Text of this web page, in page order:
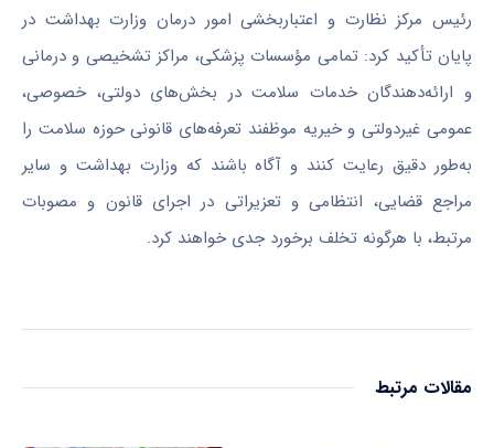
رئیس مرکز نظارت و اعتباربخشی امور درمان وزارت بهداشت در
پایان تأکید کرد: تمامی مؤسسات پزشکی، مراکز تشخیصی و درمانی
و ارائه‌دهندگان خدمات سلامت در بخش‌های دولتی، خصوصی،
عمومی غیردولتی و خیریه موظفند تعرفه‌های قانونی حوزه سلامت را
به‌طور دقیق رعایت کنند و آگاه باشند که وزارت بهداشت و سایر
مراجع قضایی، انتظامی و تعزیراتی در اجرای قانون و مصوبات
مرتبط، با هرگونه تخلف برخورد جدی خواهند کرد.
مقالات مرتبط